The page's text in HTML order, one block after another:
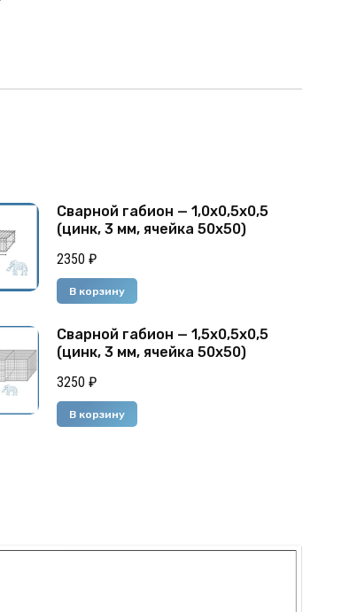
Сварной габион — 1,0х0,5х0,5
(цинк, 3 мм, ячейка 50х50)
2350 ₽
В корзину
Сварной габион — 1,5х0,5х0,5
(цинк, 3 мм, ячейка 50х50)
3250 ₽
В корзину